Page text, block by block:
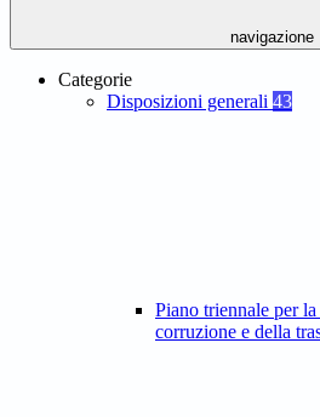
navigazione
Categorie
Disposizioni generali 43
Piano triennale per
corruzione e della